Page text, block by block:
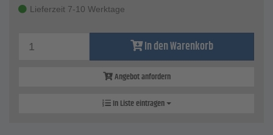
Lieferzeit 7-10 Werktage
In den Warenkorb
Angebot anfordern
In Liste eintragen